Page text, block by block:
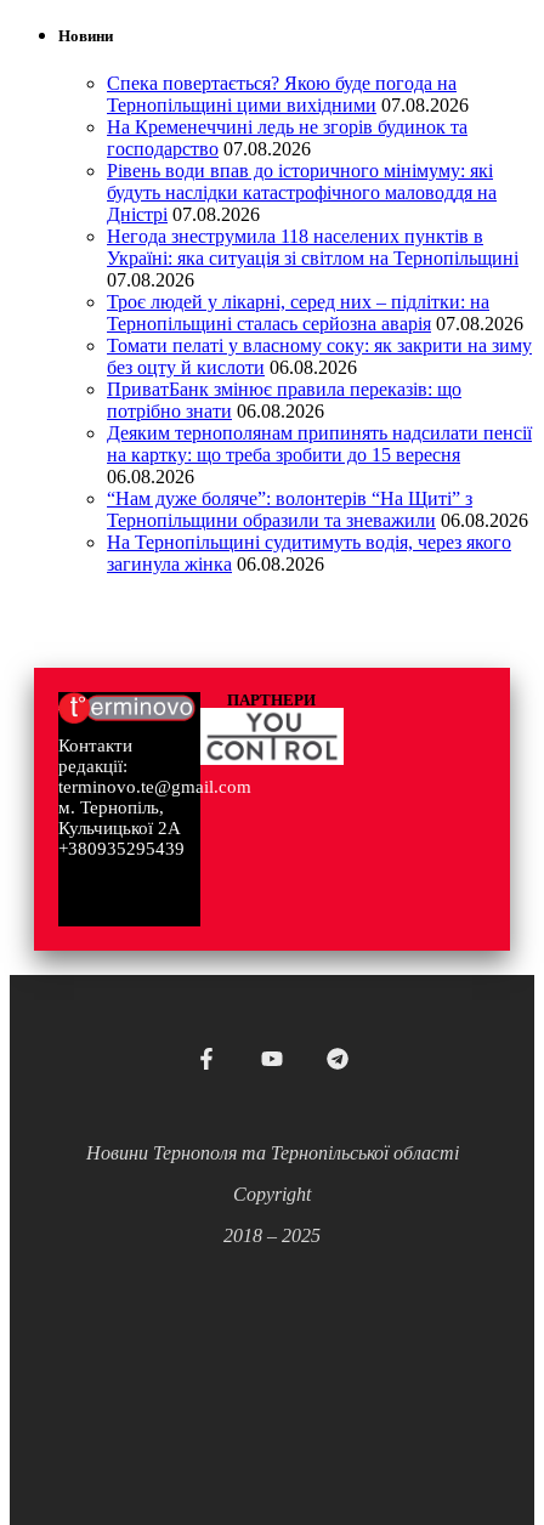
Новини
Спека повертається? Якою буде погода на
Тернопільщині цими вихідними 07.08.2026
На Кременеччині ледь не згорів будинок та
господарство 07.08.2026
Рівень води впав до історичного мінімуму: які
будуть наслідки катастрофічного маловоддя на
Дністрі 07.08.2026
Негода знеструмила 118 населених пунктів в
Україні: яка ситуація зі світлом на Тернопільщині
07.08.2026
Троє людей у лікарні, серед них – підлітки: на
Тернопільщині сталась серйозна аварія 07.08.2026
Томати пелаті у власному соку: як закрити на зиму
без оцту й кислоти 06.08.2026
ПриватБанк змінює правила переказів: що
потрібно знати 06.08.2026
Деяким тернополянам припинять надсилати пенсії
на картку: що треба зробити до 15 вересня
06.08.2026
“Нам дуже боляче”: волонтерів “На Щиті” з
Тернопільщини образили та зневажили 06.08.2026
На Тернопільщині судитимуть водія, через якого
загинула жінка 06.08.2026
Контакти
редакції:
terminovo.te@gmail.com
м. Тернопіль,
Кульчицької 2А
+380935295439
ПАРТНЕРИ
Новини Тернополя та Тернопільської області
Copyright
2018 – 2025